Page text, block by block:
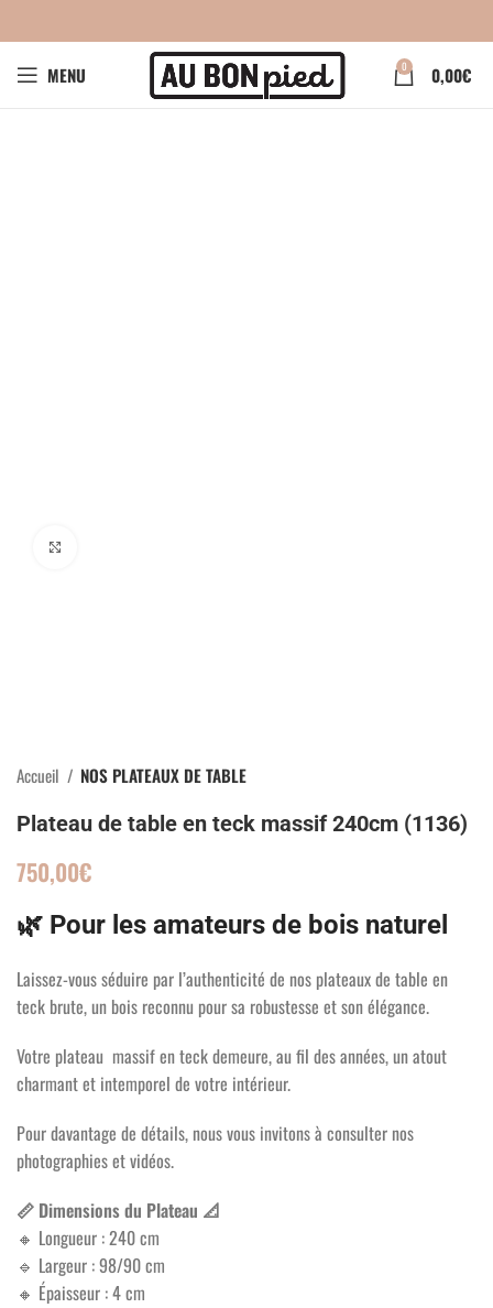
MENU 0 0,00€
Accueil NOS PLATEAUX DE TABLE
Plateau de table en teck massif 240cm (1136)
750,00€
🌿 Pour les amateurs de bois naturel
Laissez-vous séduire par l’authenticité de nos plateaux de table en
teck brute, un bois reconnu pour sa robustesse et son élégance.
Votre plateau massif en teck demeure, au fil des années, un atout
charmant et intemporel de votre intérieur.
Pour davantage de détails, nous vous invitons à consulter nos
photographies et vidéos.
📏 Dimensions du Plateau 📐
🔸 Longueur : 240 cm
🔹 Largeur : 98/90 cm
🔸 Épaisseur : 4 cm